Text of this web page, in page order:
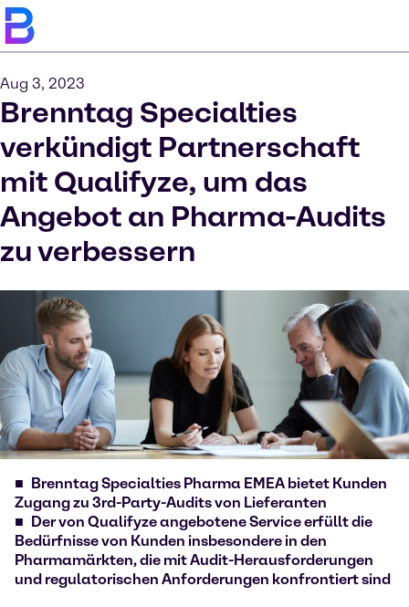
Aug 3, 2023
Brenntag Specialties
verkündigt Partnerschaft
mit Qualifyze, um das
Angebot an Pharma-Audits
zu verbessern
Brenntag Specialties Pharma EMEA bietet Kunden
Zugang zu 3rd-Party-Audits von Lieferanten
Der von Qualifyze angebotene Service erfüllt die
Bedürfnisse von Kunden insbesondere in den
Pharmamärkten, die mit Audit-Herausforderungen
und regulatorischen Anforderungen konfrontiert sind